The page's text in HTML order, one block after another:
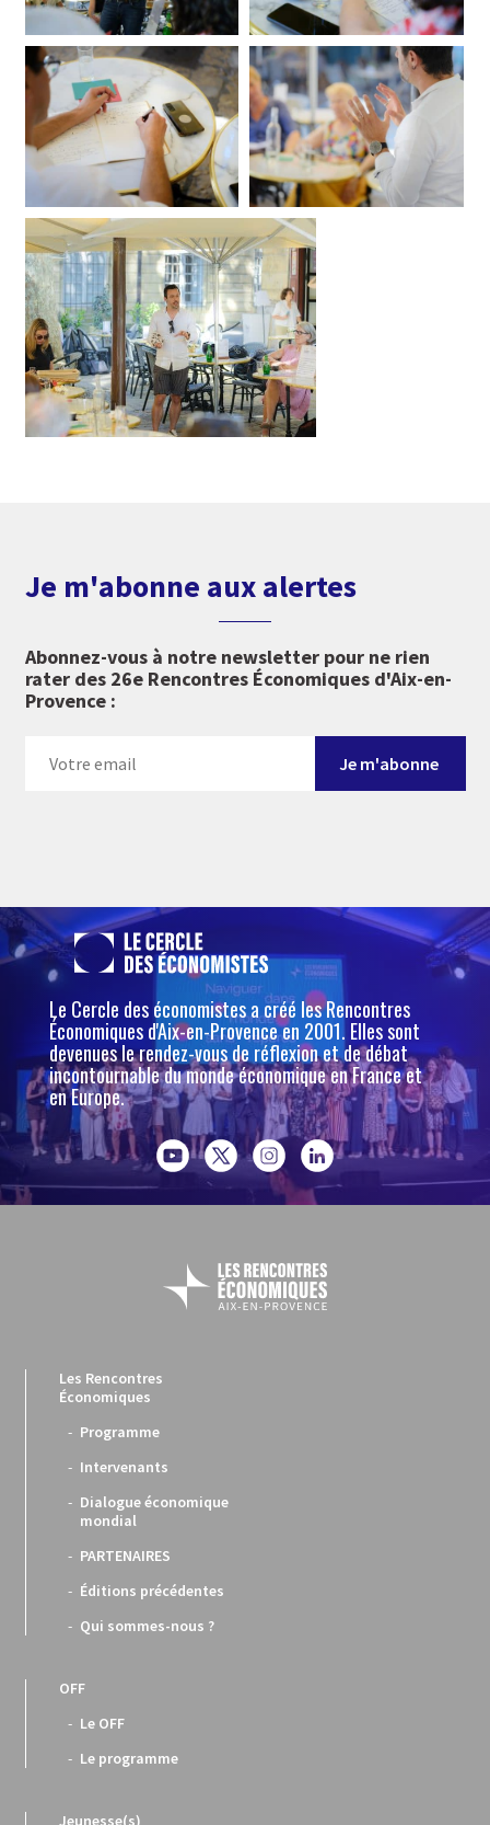
Je m'abonne aux alertes
Abonnez-vous à notre newsletter pour ne rien
rater des 26e Rencontres Économiques d'Aix-en-
Provence :
Le Cercle des économistes a créé les Rencontres
Économiques d'Aix-en-Provence en 2001. Elles sont
devenues le rendez-vous de réflexion et de débat
incontournable du monde économique en France et
en Europe.
Les Rencontres
Économiques
Programme
Intervenants
Dialogue économique
mondial
PARTENAIRES
Éditions précédentes
Qui sommes-nous ?
OFF
Le OFF
Le programme